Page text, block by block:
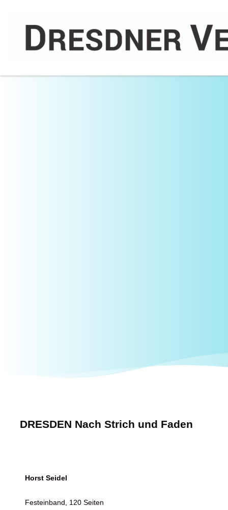
DRESDEN Nach Strich und Faden
Horst Seidel
Festeinband, 120 Seiten